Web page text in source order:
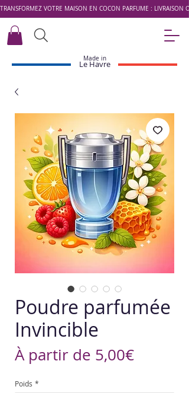
TRANSFORMEZ VOTRE MAISON EN COCON PARFUMÉ : LIVRAISON
Made in
Le Havre
Poudre parfumée
Invincible
À partir de 5,00€Prix
Poids *